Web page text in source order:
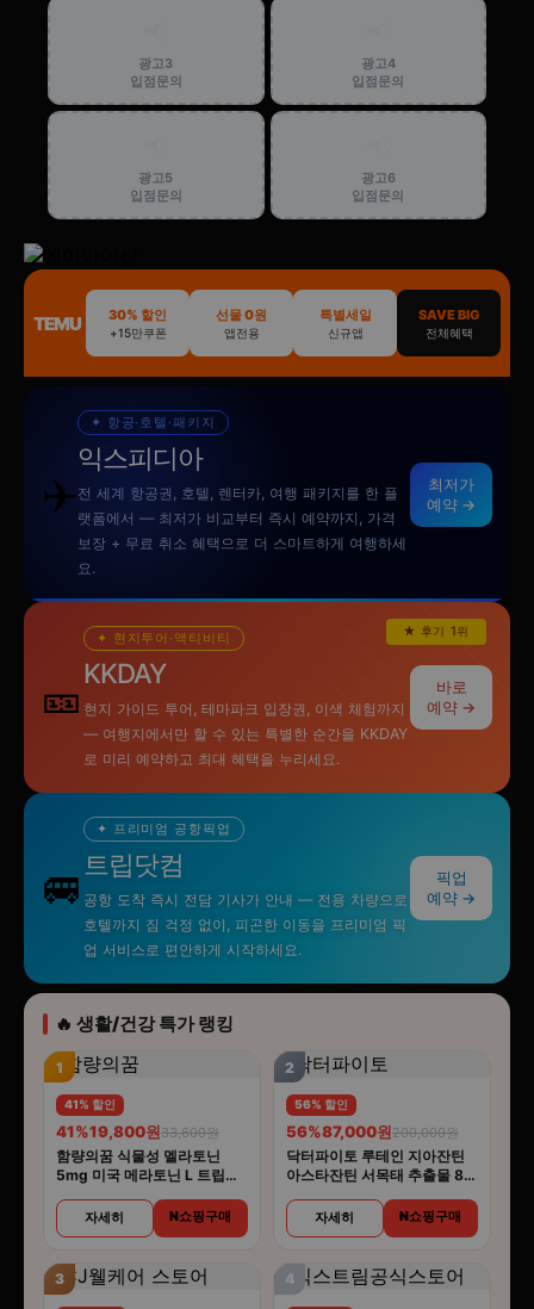
광고3
입점문의
광고4
입점문의
광고5
입점문의
광고6
입점문의
TEMU 30% 할인
+15만쿠폰
선물 0원
앱전용
특별세일
신규앱
SAVE BIG
전체혜택
✈️
✦ 항공·호텔·패키지
익스피디아
전 세계 항공권, 호텔, 렌터카, 여행 패키지를 한 플
랫폼에서 — 최저가 비교부터 즉시 예약까지, 가격
보장 + 무료 취소 혜택으로 더 스마트하게 여행하세
요.
최저가
예약 →
★ 후기 1위
🎫
✦ 현지투어·액티비티
KKDAY
현지 가이드 투어, 테마파크 입장권, 이색 체험까지
— 여행지에서만 할 수 있는 특별한 순간을 KKDAY
로 미리 예약하고 최대 혜택을 누리세요.
바로
예약 →
🚐
✦ 프리미엄 공항픽업
트립닷컴
공항 도착 즉시 전담 기사가 안내 — 전용 차량으로
호텔까지 짐 걱정 없이, 피곤한 이동을 프리미엄 픽
업 서비스로 편안하게 시작하세요.
픽업
예약 →
🔥 생활/건강 특가 랭킹
1
41% 할인
41%19,800원33,600원
함량의꿈 식물성 멜라토닌
5mg 미국 메라토닌 L 트립토
자세히 N쇼핑구매
2
56% 할인
56%87,000원200,000원
닥터파이토 루테인 지아잔틴
아스타잔틴 서목태 추출물 8중
자세히 N쇼핑구매
3 4